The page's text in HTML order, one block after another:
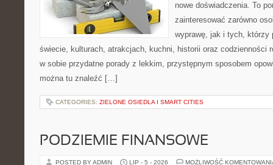
nowe doświadczenia. To
zainteresować zarówno
wyprawę, jak i tych, którzy
świecie, kulturach, atrakcjach, kuchni, historii oraz codzienności
w sobie przydatne porady z lekkim, przystępnym sposobem
można tu znaleźć […]
CATEGORIES: ZIELONE OSIEDLA I SMART CITIES
PODZIEMIE FINANSOWE
POSTED BY ADMIN LIP - 5 - 2026 MOŻLIWOŚĆ